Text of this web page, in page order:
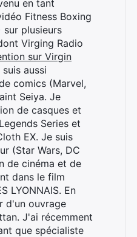
en tant
Fitness Boxing
plusieurs
Virging Radio
sur Virgin
suis aussi
comics (Marvel,
Seiya. Je
de casques et
Series et
EX. Je suis
(Star Wars, DC
de cinéma et de
dans le film
LYONNAIS. En
d'un ouvrage
J'ai récemment
que spécialiste